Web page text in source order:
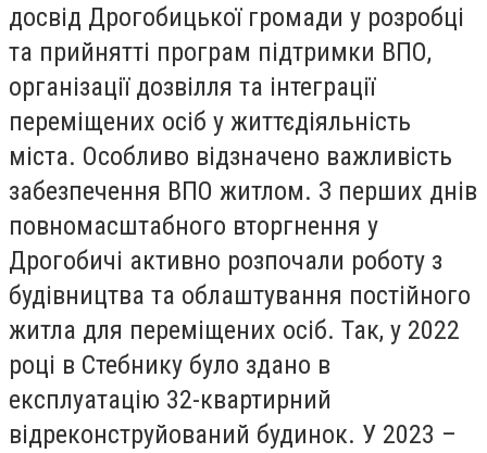
досвід Дрогобицької громади у розробці
та прийнятті програм підтримки ВПО,
організації дозвілля та інтеграції
переміщених осіб у життєдіяльність
міста. Особливо відзначено важливість
забезпечення ВПО житлом. З перших днів
повномасштабного вторгнення у
Дрогобичі активно розпочали роботу з
будівництва та облаштування постійного
житла для переміщених осіб. Так, у 2022
році в Стебнику було здано в
експлуатацію 32-квартирний
відреконструйований будинок. У 2023 –